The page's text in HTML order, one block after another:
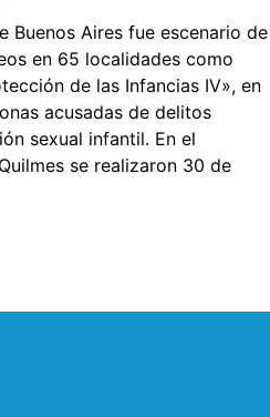
Buenos Aires fue escenario de
en 65 localidades como
de las Infancias IV», en
acusadas de delitos
sexual infantil. En el
se realizaron 30 de